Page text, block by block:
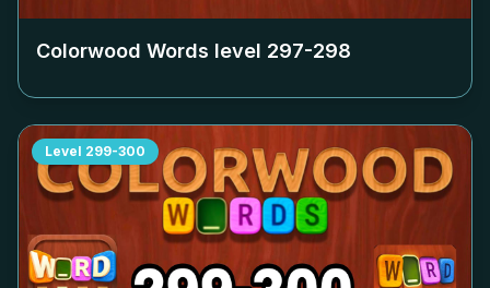
Colorwood Words level 297-298
Level 299-300